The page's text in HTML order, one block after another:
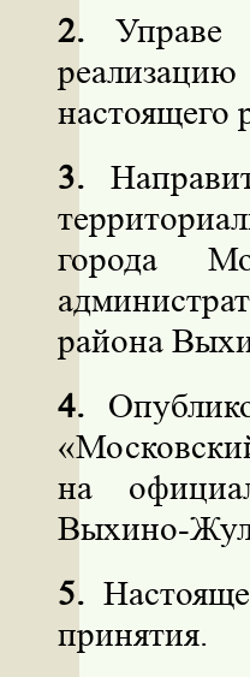
2. Управе
настоящего
3.
города
района
4.
на
Выхино-
5.
принятия.